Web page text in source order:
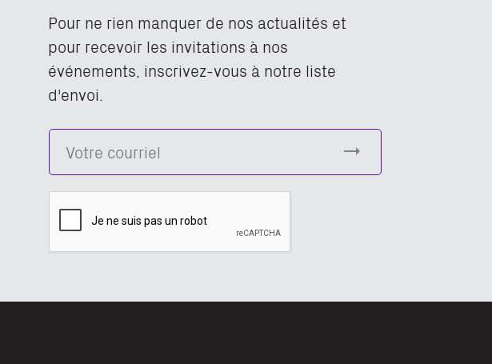
Pour ne rien manquer de nos actualités et
pour recevoir les invitations à nos
événements, inscrivez-vous à notre liste
d'envoi.